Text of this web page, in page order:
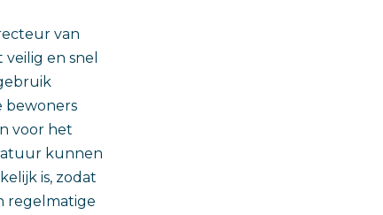
van
en snel
bewoners
voor het
kunnen
is, zodat
regelmatige